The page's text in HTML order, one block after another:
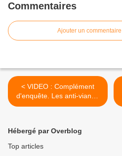
Commentaires
Ajouter un commentaire
< VIDEO : Complément
d'enquête. Les anti-viande
voient rouge !
Hébergé par Overblog
Top articles